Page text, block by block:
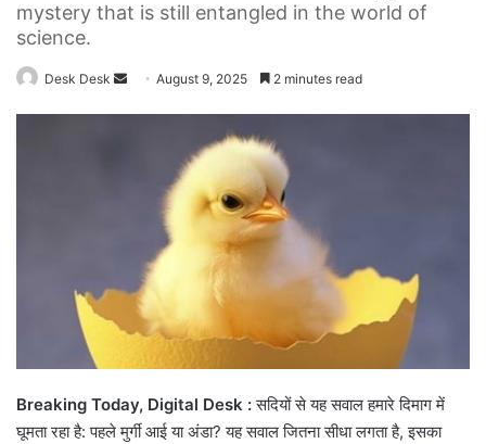
mystery that is still entangled in the world of
science.
Desk Desk
SendAugust 9, 2025 2 minutes read
Breaking Today, Digital Desk :सदियों से यह सवाल हमारे दिमाग में
घूमता रहा है: पहले मुर्गी आई या अंडा? यह सवाल जितना सीधा लगता है, इसका